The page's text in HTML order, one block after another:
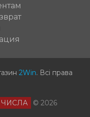
2Win. Всі права
ЧИСЛА © 2026